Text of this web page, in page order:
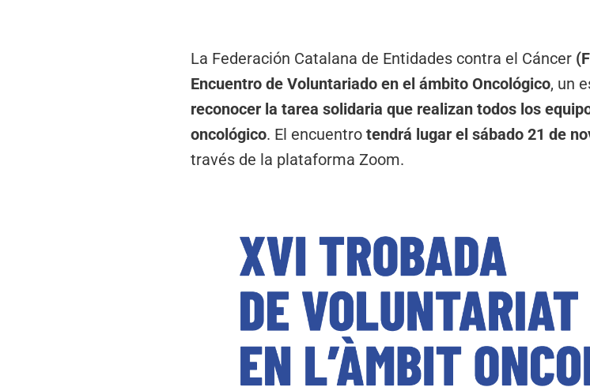
La Federación Catalana de Entidades contra el Cáncer
Encuentro de Voluntariado en el ámbito Oncológico, un
reconocer la tarea solidaria que realizan todos los
oncológico. El encuentrotendrá lugar el sábado 21 de
través de la plataforma Zoom.